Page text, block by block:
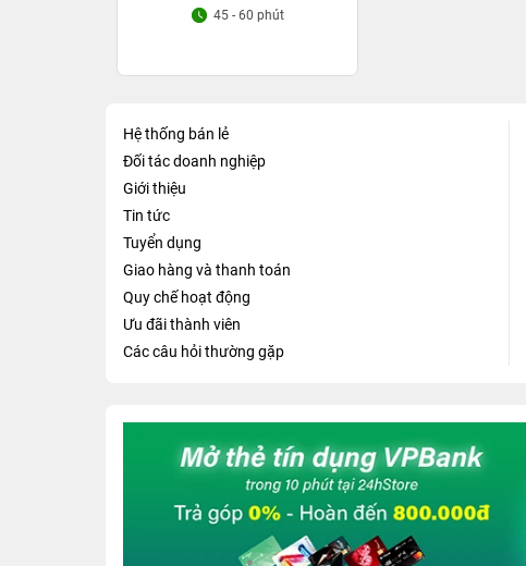
45 - 60 phút
Hệ thống bán lẻ
Đối tác doanh nghiệp
Giới thiệu
Tin tức
Tuyển dụng
Giao hàng và thanh toán
Quy chế hoạt động
Ưu đãi thành viên
Các câu hỏi thường gặp